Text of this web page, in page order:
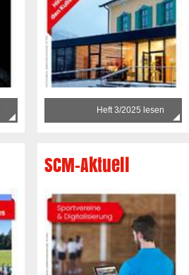
Heft 3/2025 lesen
SCM-Aktuell